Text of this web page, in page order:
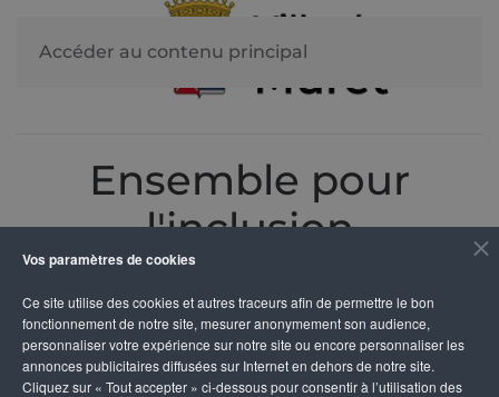
Vos paramètres de cookies
Ce site utilise des cookies et autres traceurs afin de permettre le bon
fonctionnement de notre site, mesurer anonymement son audience,
personnaliser votre expérience sur notre site ou encore personnaliser les
annonces publicitaires diffusées sur Internet en dehors de notre site.
Cliquez sur « Tout accepter » ci-dessous pour consentir à l’utilisation des
Accéder au contenu principal
Ensemble pour
l'inclusion
aux journées du handicap et de l'inclusion en
organisant un grand nombre d'événements et de
moments de réflexion partagés.